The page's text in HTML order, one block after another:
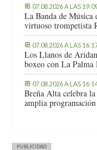
07.08.2026 A LAS
La Banda de Música
virtuoso trompetista
07.08.2026 A LAS
Los Llanos de
boxeo con La
07.08.2026 A LAS
Breña Alta celebra
amplia
PUBLICIDAD